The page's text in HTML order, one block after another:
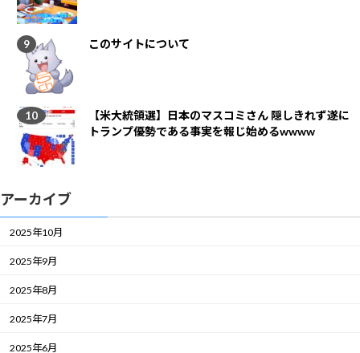
このサイトについて
【米大統領選】日本のマスコミさん 隠しきれず遂に
トランプ優勢である事実を報じ始めるwwww
アーカイブ
2025年10月
2025年9月
2025年8月
2025年7月
2025年6月